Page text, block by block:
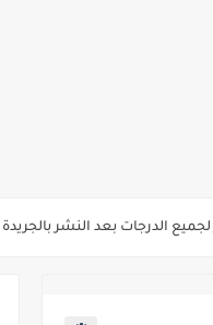
حاسبات - باحث قانوني "
والعمال والفنيين والتقديم